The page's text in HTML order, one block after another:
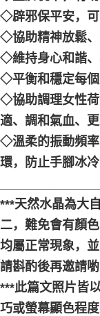
◇辟邪保平安，
◇協助精神放鬆
◇維持身心和諧
◇平衡和穩定每
◇協助調理女性
適、調和氣血、
◇溫柔的振動頻
環，防止手腳冰
***天然水晶為大
二，難免會有顏
均屬正常現象，
請斟酌後再邀請喲
***此篇文照片皆
巧或螢幕顯色程